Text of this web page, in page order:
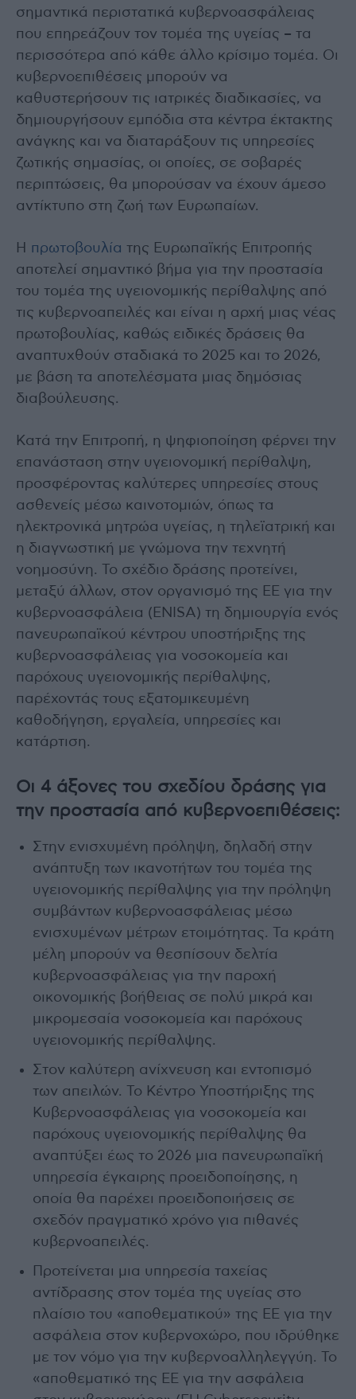
σημαντικά περιστατικά κυβερνοασφάλειας
που επηρεάζουν τον τομέα της υγείας – τα
περισσότερα από κάθε άλλο κρίσιμο τομέα. Οι
κυβερνοεπιθέσεις μπορούν να
καθυστερήσουν τις ιατρικές διαδικασίες, να
δημιουργήσουν εμπόδια στα κέντρα έκτακτης
ανάγκης και να διαταράξουν τις υπηρεσίες
ζωτικής σημασίας, οι οποίες, σε σοβαρές
περιπτώσεις, θα μπορούσαν να έχουν άμεσο
αντίκτυπο στη ζωή των Ευρωπαίων.
Η πρωτοβουλία της Ευρωπαϊκής Επιτροπής
αποτελεί σημαντικό βήμα για την προστασία
του τομέα της υγειονομικής περίθαλψης από
τις κυβερνοαπειλές και είναι η αρχή μιας νέας
πρωτοβουλίας, καθώς ειδικές δράσεις θα
αναπτυχθούν σταδιακά το 2025 και το 2026,
με βάση τα αποτελέσματα μιας δημόσιας
διαβούλευσης.
Κατά την Επιτροπή, η ψηφιοποίηση φέρνει την
επανάσταση στην υγειονομική περίθαλψη,
προσφέροντας καλύτερες υπηρεσίες στους
ασθενείς μέσω καινοτομιών, όπως τα
ηλεκτρονικά μητρώα υγείας, η τηλεϊατρική και
η διαγνωστική με γνώμονα την τεχνητή
νοημοσύνη. Το σχέδιο δράσης προτείνει,
μεταξύ άλλων, στον οργανισμό της ΕΕ για την
κυβερνοασφάλεια (ENISA) τη δημιουργία ενός
πανευρωπαϊκού κέντρου υποστήριξης της
κυβερνοασφάλειας για νοσοκομεία και
παρόχους υγειονομικής περίθαλψης,
παρέχοντάς τους εξατομικευμένη
καθοδήγηση, εργαλεία, υπηρεσίες και
κατάρτιση.
Οι 4 άξονες του σχεδίου δράσης για
την προστασία από κυβερνοεπιθέσεις:
Στην ενισχυμένη πρόληψη, δηλαδή στην
ανάπτυξη των ικανοτήτων του τομέα της
υγειονομικής περίθαλψης για την πρόληψη
συμβάντων κυβερνοασφάλειας μέσω
ενισχυμένων μέτρων ετοιμότητας. Τα κράτη
μέλη μπορούν να θεσπίσουν δελτία
κυβερνοασφάλειας για την παροχή
οικονομικής βοήθειας σε πολύ μικρά και
μικρομεσαία νοσοκομεία και παρόχους
υγειονομικής περίθαλψης.
Στον καλύτερη ανίχνευση και εντοπισμό
των απειλών. Το Κέντρο Υποστήριξης της
Κυβερνοασφάλειας για νοσοκομεία και
παρόχους υγειονομικής περίθαλψης θα
αναπτύξει έως το 2026 μια πανευρωπαϊκή
υπηρεσία έγκαιρης προειδοποίησης, η
οποία θα παρέχει προειδοποιήσεις σε
σχεδόν πραγματικό χρόνο για πιθανές
κυβερνοαπειλές.
Προτείνεται μια υπηρεσία ταχείας
αντίδρασης στον τομέα της υγείας στο
πλαίσιο του «αποθεματικού» της ΕΕ για την
ασφάλεια στον κυβερνοχώρο, που ιδρύθηκε
με τον νόμο για την κυβερνοαλληλεγγύη. Το
«αποθεματικό της ΕΕ για την ασφάλεια